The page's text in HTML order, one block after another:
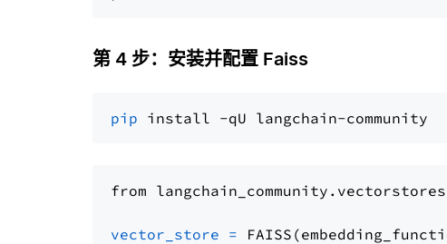
第 4 步：安装并配置 Faiss
pip
from langchain_community.vectorstores
vector_store =